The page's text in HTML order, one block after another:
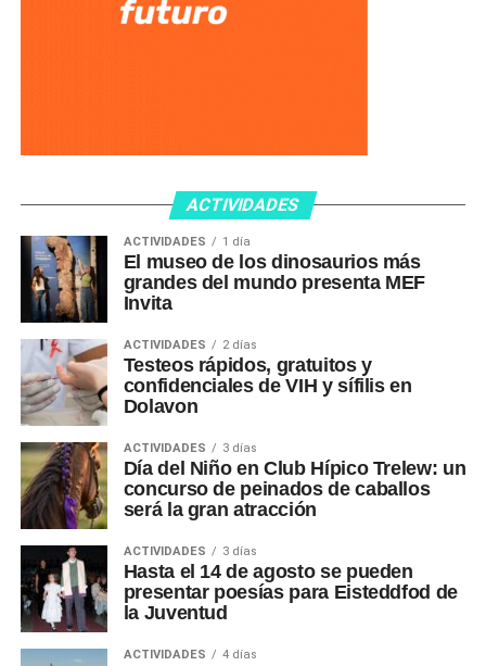
ACTIVIDADES
ACTIVIDADES 1 día
El museo de los dinosaurios más
grandes del mundo presenta MEF
Invita
ACTIVIDADES 2 días
Testeos rápidos, gratuitos y
confidenciales de VIH y sífilis en
Dolavon
ACTIVIDADES 3 días
Día del Niño en Club Hípico Trelew: un
concurso de peinados de caballos
será la gran atracción
ACTIVIDADES 3 días
Hasta el 14 de agosto se pueden
presentar poesías para Eisteddfod de
la Juventud
ACTIVIDADES 4 días